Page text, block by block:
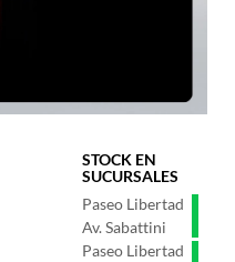
STOCK EN
SUCURSALES
Paseo Libertad
Av. Sabattini
Paseo Libertad